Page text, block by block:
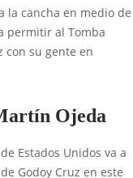
la cancha en medio de
permitir al Tomba
con su gente en
Ojeda
Estados Unidos va a
Godoy Cruz en este